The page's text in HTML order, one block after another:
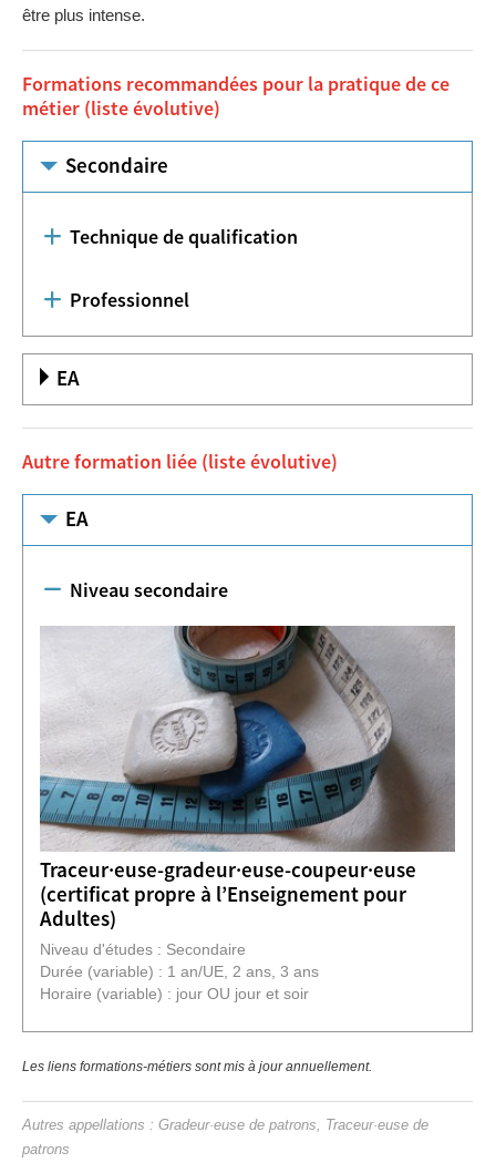
être plus intense.
Formations recommandées pour la pratique de ce
métier (liste évolutive)
Secondaire
Technique de qualification
Professionnel
EA
Autre formation liée (liste évolutive)
EA
Niveau secondaire
Traceur·euse-gradeur·euse-coupeur·euse
(certificat propre à l’Enseignement pour
Adultes)
Niveau d'études : Secondaire
Durée (variable) : 1 an/UE, 2 ans, 3 ans
Horaire (variable) : jour OU jour et soir
Les liens formations-métiers sont mis à jour annuellement.
Autres appellations : Gradeur·euse de patrons, Traceur·euse de
patrons